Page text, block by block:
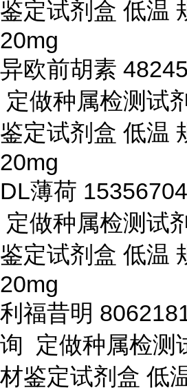
鉴定试剂盒 低温
20mg
异欧前胡素
定做种属检测试
鉴定试剂盒 低温
20mg
DL薄荷
定做种属检测试
鉴定试剂盒 低温
20mg
利福昔明
询 定做种属检测
材鉴定试剂盒 低